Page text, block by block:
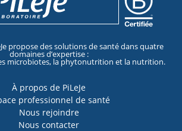
propose des solutions de santé dans quatre
domaines d’expertise :
microbiotes, la phytonutrition et la nutrition.
À propos de PiLeJe
professionnel de santé
Nous rejoindre
Nous contacter